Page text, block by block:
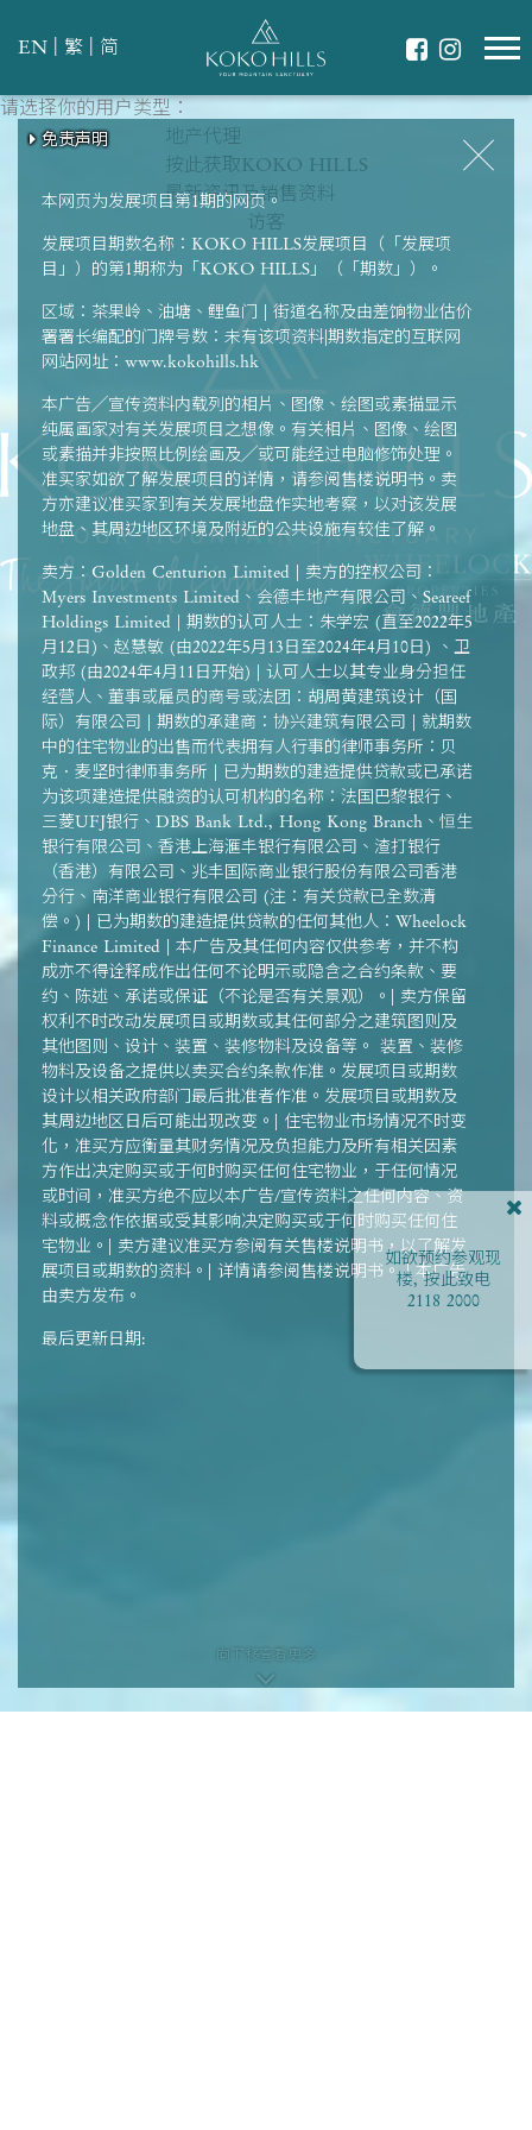
EN 繁 简
如欲预约参观现
楼, 按此致电
2118 2000
本网页为发展项目第1期的网页。
发展项目期数名称：KOKO HILLS发展项目（「发展项
目」）的第1期称为「KOKO HILLS」（「期数」）。
区域：茶果岭、油塘、鲤鱼门 | 街道名称及由差饷物业估价
署署长编配的门牌号数：未有该项资料|期数指定的互联网
网站网址：www.kokohills.hk
本广告╱宣传资料内载列的相片、图像、绘图或素描显示
纯属画家对有关发展项目之想像。有关相片、图像、绘图
或素描并非按照比例绘画及╱或可能经过电脑修饰处理。
准买家如欲了解发展项目的详情，请参阅售楼说明书。卖
方亦建议准买家到有关发展地盘作实地考察，以对该发展
地盘、其周边地区环境及附近的公共设施有较佳了解。
卖方：Golden Centurion Limited | 卖方的控权公司：
Myers Investments Limited、会德丰地产有限公司、Seareef
Holdings Limited | 期数的认可人士：朱学宏 (直至2022年5
月12日)、赵慧敏 (由2022年5月13日至2024年4月10日) 、卫
政邦 (由2024年4月11日开始) | 认可人士以其专业身分担任
经营人、董事或雇员的商号或法团：胡周黄建筑设计（国
际）有限公司 | 期数的承建商：协兴建筑有限公司 | 就期数
中的住宅物业的出售而代表拥有人行事的律师事务所：贝
克．麦坚时律师事务所 | 已为期数的建造提供贷款或已承诺
为该项建造提供融资的认可机构的名称：法国巴黎银行、
三菱UFJ银行、DBS Bank Ltd., Hong Kong Branch、恒生
银行有限公司、香港上海滙丰银行有限公司、渣打银行
（香港）有限公司、兆丰国际商业银行股份有限公司香港
分行、南洋商业银行有限公司 (注：有关贷款已全数清
偿。) | 已为期数的建造提供贷款的任何其他人：Wheelock
Finance Limited | 本广告及其任何内容仅供参考，并不构
成亦不得诠释成作出任何不论明示或隐含之合约条款、要
约、陈述、承诺或保证（不论是否有关景观）。| 卖方保留
权利不时改动发展项目或期数或其任何部分之建筑图则及
其他图则、设计、装置、装修物料及设备等。 装置、装修
物料及设备之提供以卖买合约条款作准。发展项目或期数
设计以相关政府部门最后批准者作准。发展项目或期数及
其周边地区日后可能出现改变。| 住宅物业市场情况不时变
化，准买方应衡量其财务情况及负担能力及所有相关因素
方作出决定购买或于何时购买任何住宅物业，于任何情况
或时间，准买方绝不应以本广告/宣传资料之任何内容、资
料或概念作依据或受其影响决定购买或于何时购买任何住
宅物业。| 卖方建议准买方参阅有关售楼说明书，以了解发
展项目或期数的资料。| 详情请参阅售楼说明书。 | 本广告
由卖方发布。
最后更新日期:
免责声明
请选择你的用户类型：
地产代理
按此获取KOKO HILLS
最新资讯及销售资料
访客
向下移查看更多
免责声明
请选择最适合你的生活模式
翠绿环抱
免责声明
免责声明
强健体魄
免责声明
向下移查看更多